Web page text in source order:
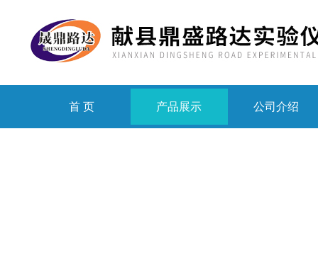
首 页 产品展示 公司介绍